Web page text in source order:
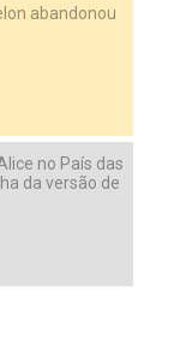
abandonou
no País das
da versão de